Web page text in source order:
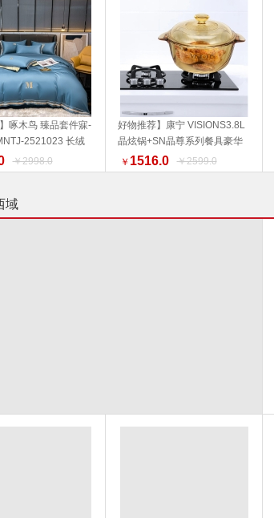
啄木鸟 臻品套件寐-
2521023 长绒
质生活 健康生活家居
】 家纺
￥2998.0
好物推荐】康宁 VISIONS3.8L
晶炫锅+SN晶尊系列餐具豪华
14件套（彩盒）品质生活 厨具
换新季 特惠促销】
￥ 1516.0 ￥2599.0
域